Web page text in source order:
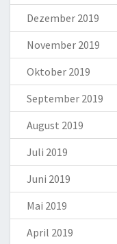
Dezember 2019
November 2019
Oktober 2019
September 2019
August 2019
Juli 2019
Juni 2019
Mai 2019
April 2019